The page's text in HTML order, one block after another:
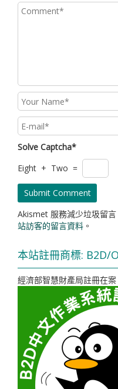
Solve Captcha*
Eight + Two =
Akismet 服務減少垃圾留言
站訪客的留言資料 。
本站註冊商標: B2D/
經濟部智慧財產局註冊在案